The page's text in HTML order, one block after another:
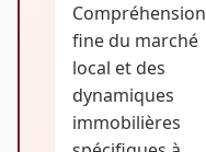
Compréhension
fine du marché
local et des
dynamiques
immobilières